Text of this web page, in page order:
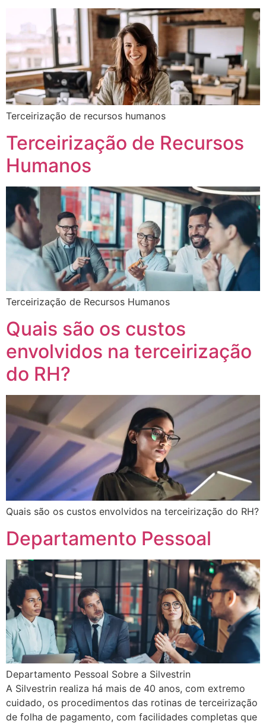
Terceirização de recursos humanos
Terceirização de Recursos
Humanos
Terceirização de Recursos Humanos
Quais são os custos
envolvidos na terceirização
do RH?
Quais são os custos envolvidos na terceirização do RH?
Departamento Pessoal
Departamento Pessoal Sobre a Silvestrin
A Silvestrin realiza há mais de 40 anos, com extremo
cuidado, os procedimentos das rotinas de terceirização
de folha de pagamento, com facilidades completas que